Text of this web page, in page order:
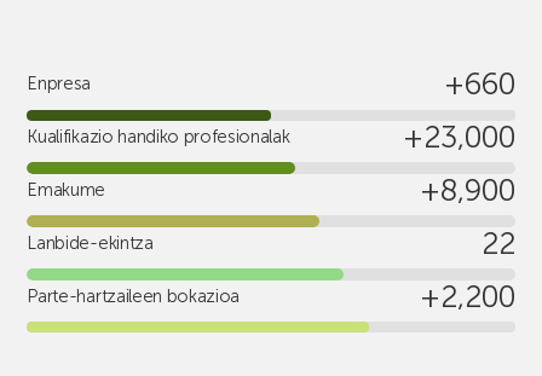
Enpresa +660
Kualifikazio handiko profesionalak +23,000
Emakume +8,900
Lanbide-ekintza 22
Parte-hartzaileen bokazioa +2,200